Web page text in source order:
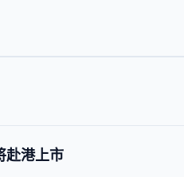
赴港上市